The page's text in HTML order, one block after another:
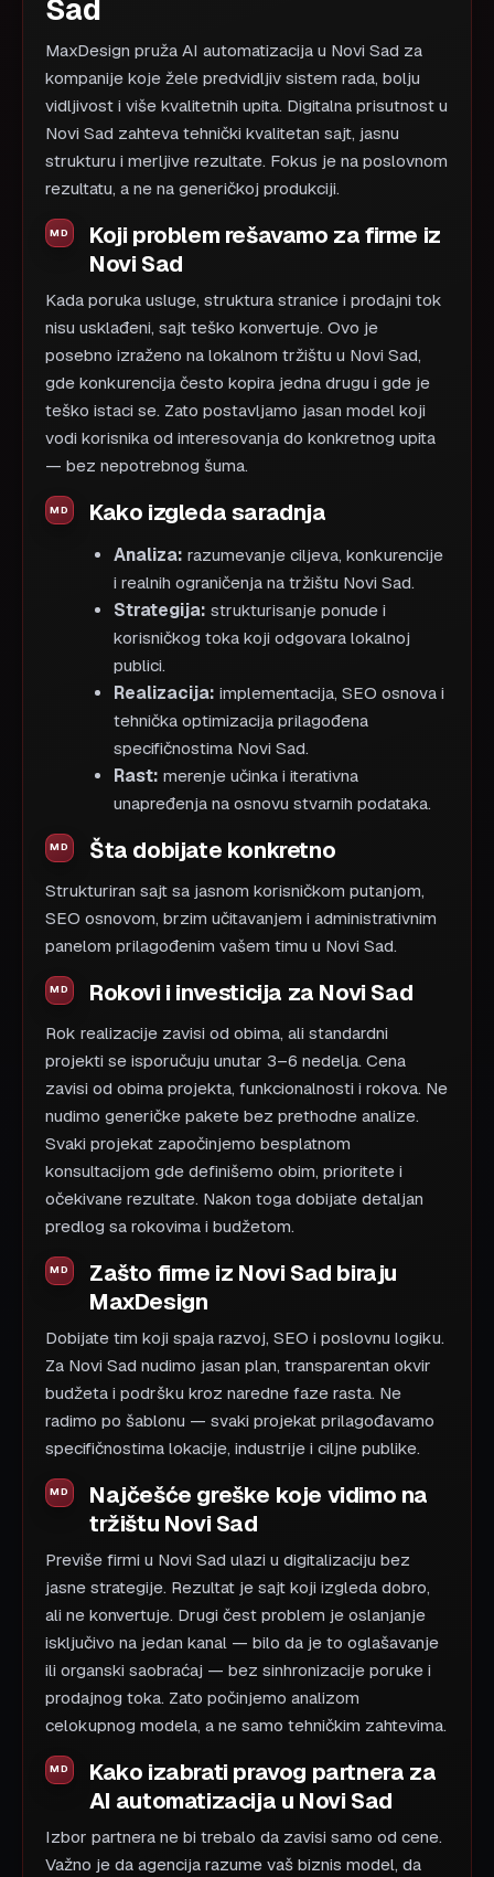
Sad
MaxDesign pruža AI automatizacija u Novi Sad za
kompanije koje žele predvidljiv sistem rada, bolju
vidljivost i više kvalitetnih upita. Digitalna prisutnost u
Novi Sad zahteva tehnički kvalitetan sajt, jasnu
strukturu i merljive rezultate. Fokus je na poslovnom
rezultatu, a ne na generičkoj produkciji.
Koji problem rešavamo za firme iz
Novi Sad
Kada poruka usluge, struktura stranice i prodajni tok
nisu usklađeni, sajt teško konvertuje. Ovo je
posebno izraženo na lokalnom tržištu u Novi Sad,
gde konkurencija često kopira jedna drugu i gde je
teško istaci se. Zato postavljamo jasan model koji
vodi korisnika od interesovanja do konkretnog upita
— bez nepotrebnog šuma.
Kako izgleda saradnja
Analiza: razumevanje ciljeva, konkurencije
i realnih ograničenja na tržištu Novi Sad.
Strategija: strukturisanje ponude i
korisničkog toka koji odgovara lokalnoj
publici.
Realizacija: implementacija, SEO osnova i
tehnička optimizacija prilagođena
specifičnostima Novi Sad.
Rast: merenje učinka i iterativna
unapređenja na osnovu stvarnih podataka.
Šta dobijate konkretno
Strukturiran sajt sa jasnom korisničkom putanjom,
SEO osnovom, brzim učitavanjem i administrativnim
panelom prilagođenim vašem timu u Novi Sad.
Rokovi i investicija za Novi Sad
Rok realizacije zavisi od obima, ali standardni
projekti se isporučuju unutar 3–6 nedelja. Cena
zavisi od obima projekta, funkcionalnosti i rokova. Ne
nudimo generičke pakete bez prethodne analize.
Svaki projekat započinjemo besplatnom
konsultacijom gde definišemo obim, prioritete i
očekivane rezultate. Nakon toga dobijate detaljan
predlog sa rokovima i budžetom.
Zašto firme iz Novi Sad biraju
MaxDesign
Dobijate tim koji spaja razvoj, SEO i poslovnu logiku.
Za Novi Sad nudimo jasan plan, transparentan okvir
budžeta i podršku kroz naredne faze rasta. Ne
radimo po šablonu — svaki projekat prilagođavamo
specifičnostima lokacije, industrije i ciljne publike.
Najčešće greške koje vidimo na
tržištu Novi Sad
Previše firmi u Novi Sad ulazi u digitalizaciju bez
jasne strategije. Rezultat je sajt koji izgleda dobro,
ali ne konvertuje. Drugi čest problem je oslanjanje
isključivo na jedan kanal — bilo da je to oglašavanje
ili organski saobraćaj — bez sinhronizacije poruke i
prodajnog toka. Zato počinjemo analizom
celokupnog modela, a ne samo tehničkim zahtevima.
Kako izabrati pravog partnera za
AI automatizacija u Novi Sad
Izbor partnera ne bi trebalo da zavisi samo od cene.
Važno je da agencija razume vaš biznis model, da